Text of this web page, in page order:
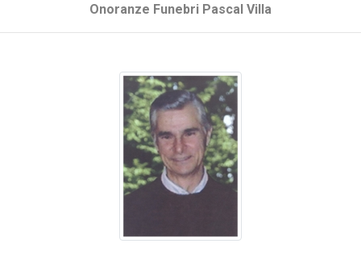
Onoranze Funebri Pascal Villa